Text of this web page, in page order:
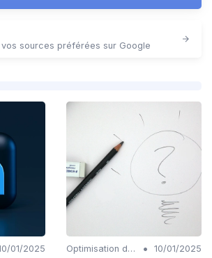
sources préférées sur Google
01/2025
Optimisation du contenu généré par IA •
10/01/2025